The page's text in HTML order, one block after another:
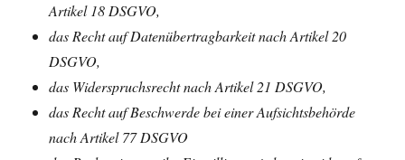
Artikel 18 DSGVO,
das Recht auf Datenübertragbarkeit nach Artikel 20
DSGVO,
das Widerspruchsrecht nach Artikel 21 DSGVO,
das Recht auf Beschwerde bei einer Aufsichtsbehörde
nach Artikel 77 DSGVO